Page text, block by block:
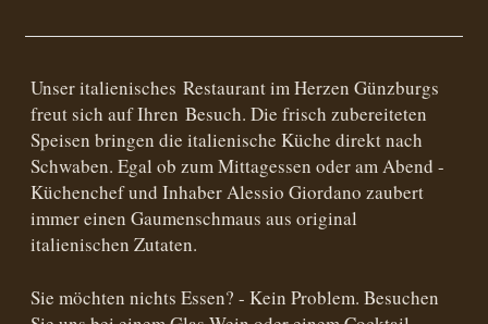
Unser italienisches Restaurant im Herzen Günzburgs
freut sich auf Ihren Besuch. Die frisch zubereiteten
Speisen bringen die italienische Küche direkt nach
Schwaben. Egal ob zum Mittagessen oder am Abend -
Küchenchef und Inhaber Alessio Giordano zaubert
immer einen Gaumenschmaus aus original
italienischen Zutaten.
Sie möchten nichts Essen? - Kein Problem. Besuchen